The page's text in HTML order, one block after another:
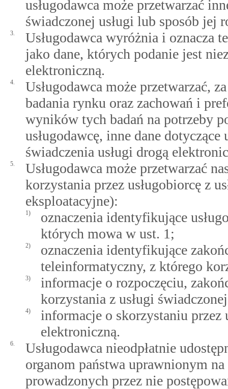
usługodawca może przetwarzać
świadczonej usługi lub sposób jej
3.
Usługodawca wyróżnia i oznacza
jako dane, których podanie jest
elektroniczną.
4.
Usługodawca może przetwarzać,
badania rynku oraz zachowań i
wyników tych badań na potrzeby
usługodawcę, inne dane
świadczenia usługi drogą
5.
Usługodawca może przetwarzać
korzystania przez usługobiorcę z
eksploatacyjne):
1)
oznaczenia identyfikujące
których mowa w ust. 1;
2)
oznaczenia identyfikujące
teleinformatyczny, z którego
3)
informacje o rozpoczęciu,
korzystania z usługi
4)
informacje o skorzystaniu przez
elektroniczną.
6.
Usługodawca nieodpłatnie
organom państwa uprawnionym
prowadzonych przez nie